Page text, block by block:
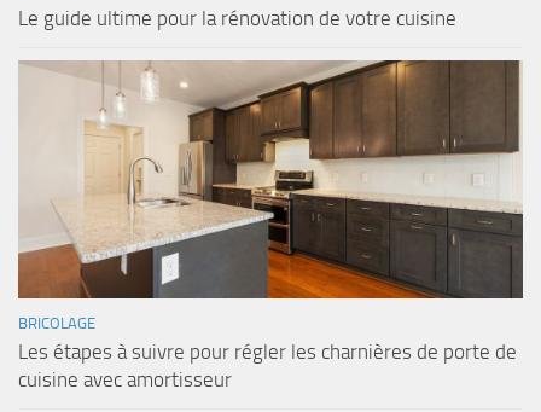
Le guide ultime pour la rénovation de votre cuisine
BRICOLAGE
Les étapes à suivre pour régler les charnières de porte de
cuisine avec amortisseur